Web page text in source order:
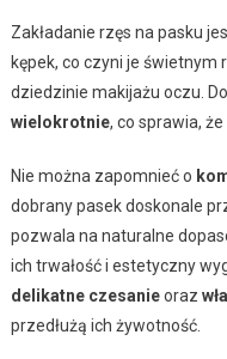
Zakładanie rzęs na pasku
kępek, co czyni je
dziedzinie makijażu oczu.
wielokrotnie, co sprawia, że
Nie można zapomnieć o
dobrany pasek doskonale
pozwala na naturalne
ich trwałość i estetyczny
delikatne czesanieoraz
przedłużą ich żywotność.